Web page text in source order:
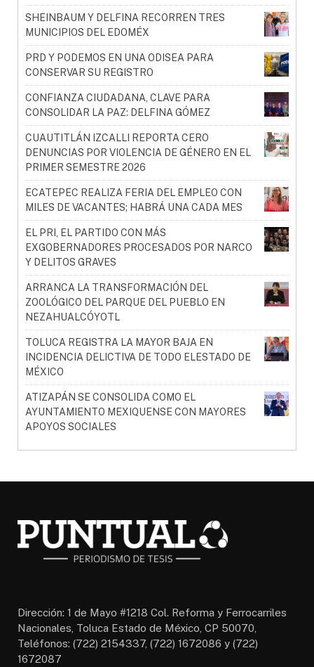
SHEINBAUM Y DELFINA RECORREN TRES
MUNICIPIOS DEL EDOMÉX
PRD Y PODEMOS EN UNA ODISEA PARA
CONSERVAR SU REGISTRO
CONFIANZA CIUDADANA, CLAVE PARA
CONSOLIDAR LA PAZ: DELFINA GÓMEZ
CUAUTITLÁN IZCALLI REPORTA CERO
DENUNCIAS POR VIOLENCIA DE GÉNERO EN EL
PRIMER SEMESTRE 2026
ECATEPEC REALIZA FERIA DEL EMPLEO CON
MILES DE VACANTES; HABRÁ UNA CADA MES
EL PRI, EL PARTIDO CON MÁS
EXGOBERNADORES PROCESADOS POR NARCO
Y DELITOS GRAVES
ARRANCA LA TRANSFORMACIÓN DEL
ZOOLÓGICO DEL PARQUE DEL PUEBLO EN
NEZAHUALCÓYOTL
TOLUCA REGISTRA LA MAYOR BAJA EN
INCIDENCIA DELICTIVA DE TODO ELESTADO DE
MÉXICO
ATIZAPÁN SE CONSOLIDA COMO EL
AYUNTAMIENTO MEXIQUENSE CON MAYORES
APOYOS SOCIALES
Dirección: 1 de Mayo #1218 Col. Reforma y Ferrocarriles
Nacionales, Toluca Estado de México, CP 50070,
Teléfonos: (722) 2154337, (722) 1672086 y (722)
1672087